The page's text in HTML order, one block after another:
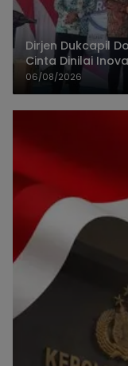
Dirjen Dukcapil
Cinta Dinilai
06/08/2026